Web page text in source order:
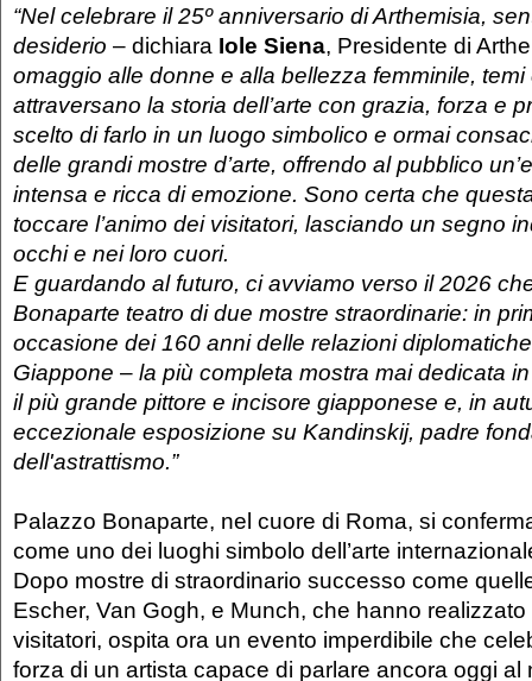
“Nel celebrare il 25º anniversario di Arthemisia,
desiderio – dichiara Iole Siena, Presidente di
omaggio alle donne e alla bellezza femminile,
attraversano la storia dell’arte con grazia, forza e
scelto di farlo in un luogo simbolico e ormai
delle grandi mostre d’arte, offrendo al pubblico
intensa e ricca di emozione. Sono certa che
toccare l’animo dei visitatori, lasciando un segno
occhi e nei loro cuori.
E guardando al futuro, ci avviamo verso il 2026
Bonaparte teatro di due mostre straordinarie: in
occasione dei 160 anni delle relazioni
Giappone – la più completa mostra mai dedicata
il più grande pittore e incisore giapponese e, in
eccezionale esposizione su Kandinskij, padre
dell'astrattismo.”
Palazzo Bonaparte, nel cuore di Roma, si
come uno dei luoghi simbolo dell’arte
Dopo mostre di straordinario successo come
Escher, Van Gogh, e Munch, che hanno
visitatori, ospita ora un evento imperdibile che
forza di un artista capace di parlare ancora oggi al